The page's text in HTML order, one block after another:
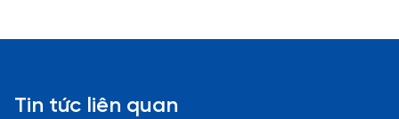
Tin tức liên quan